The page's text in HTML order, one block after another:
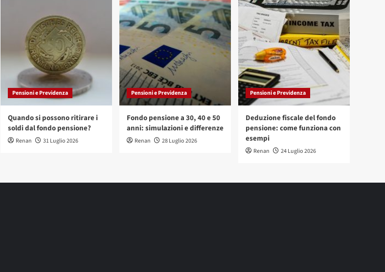
Pensioni e Previdenza
Quando si possono ritirare i
soldi dal fondo pensione?
Renan 31 Luglio 2026
Pensioni e Previdenza
Fondo pensione a 30, 40 e 50
anni: simulazioni e differenze
Renan 28 Luglio 2026
Pensioni e Previdenza
Deduzione fiscale del fondo
pensione: come funziona con
esempi
Renan 24 Luglio 2026